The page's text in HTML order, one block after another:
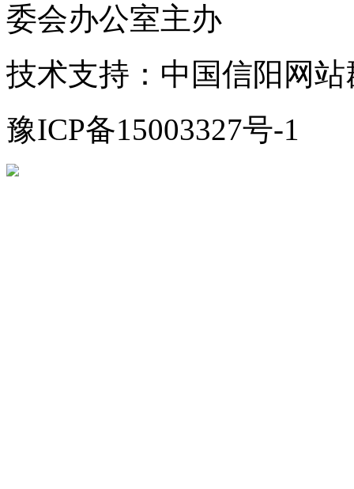
委会办公室主办
技术支持：中国信阳网
豫ICP备15003327号-1